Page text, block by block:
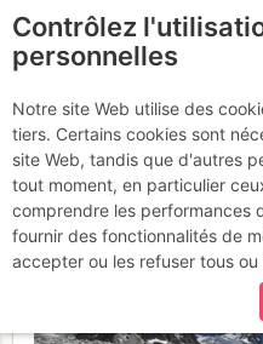
Mont
Grands
Dôme
Lundi 19
Contrôlez
personnelles
Notre site Web utilise des
tiers. Certains cookies sont
site Web, tandis que d'autres
tout moment, en particulier
comprendre les performances
fournir des fonctionnalités de
accepter ou les refuser tous ou